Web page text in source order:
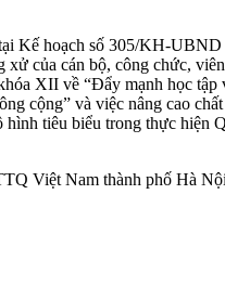
Kế hoạch số 305/KH-
của cán bộ, công chức,
XII về “Đẩy mạnh học
cộng” và việc nâng cao
tiêu biểu trong thực hiện
Việt Nam thành phố Hà